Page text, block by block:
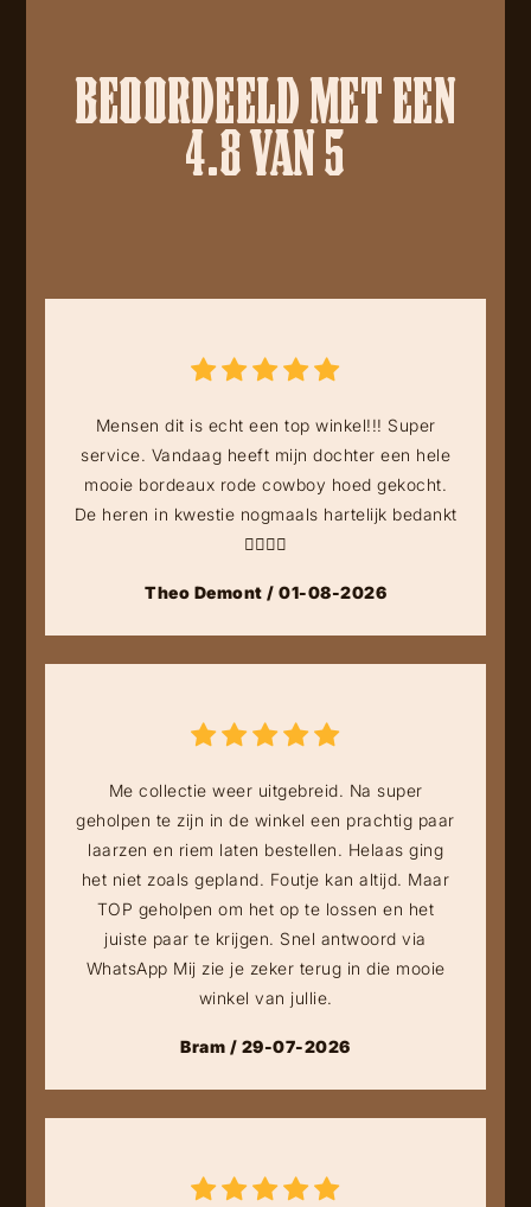
BEOORDEELD MET EEN
4.8 VAN 5
Mensen dit is echt een top winkel!!! Super
service. Vandaag heeft mijn dochter een hele
mooie bordeaux rode cowboy hoed gekocht.
De heren in kwestie nogmaals hartelijk bedankt
👍🏻👍🏻
Theo Demont / 01-08-2026
Me collectie weer uitgebreid. Na super
geholpen te zijn in de winkel een prachtig paar
laarzen en riem laten bestellen. Helaas ging
het niet zoals gepland. Foutje kan altijd. Maar
TOP geholpen om het op te lossen en het
juiste paar te krijgen. Snel antwoord via
WhatsApp Mij zie je zeker terug in die mooie
winkel van jullie.
Bram / 29-07-2026